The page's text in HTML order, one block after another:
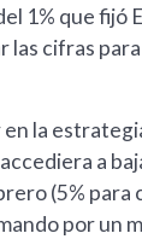
1% que fijó
cifras
la
a
(5% para
por un